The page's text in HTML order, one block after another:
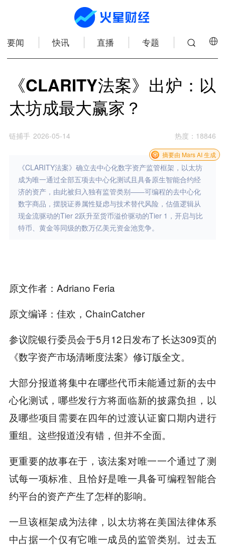
要闻 快讯 直播 专题
《CLARITY法案》出炉：以
太坊成最大赢家？
链捕手 2026-05-14 热度 ： 18846
《CLARITY法案》确立去中心化数字资产监管框架，以太坊
成为唯一通过全部五项去中心化测试且具备原生智能合约经
济的资产，由此被归入独有监管类别——可编程的去中心化
数字商品，摆脱证券属性疑虑与技术替代风险，估值逻辑从
现金流驱动的Tier 2跃升至货币溢价驱动的Tier 1，开启与比
特币、黄金等同级的数万亿美元资金池竞争。
摘要由 Mars AI 生成
原文作者：Adriano Feria
原文编译：佳欢，ChainCatcher
参议院银行委员会于5月12日发布了长达309页的
《数字资产市场清晰度法案》修订版全文。
大部分报道将集中在哪些代币未能通过新的去中
心化测试，哪些发行方将面临新的披露负担，以
及哪些项目需要在四年的过渡认证窗口期内进行
重组。这些报道没有错，但并不全面。
更重要的故事在于，该法案对唯一一个通过了测
试每一项标准、且恰好是唯一具备可编程智能合
约平台的资产产生了怎样的影响。
一旦该框架成为法律，以太坊将在美国法律体系
中占据一个仅有它唯一成员的监管类别。过去五